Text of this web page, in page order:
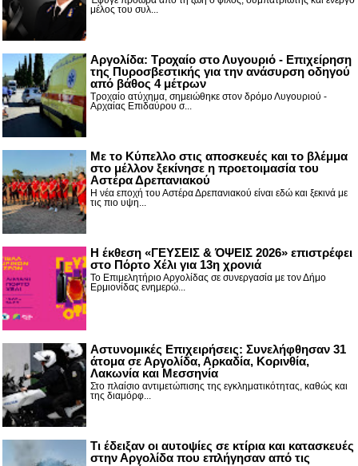
μέλος του συλ...
Αργολίδα: Τροχαίο στο Λυγουριό - Επιχείρηση
της Πυροσβεστικής για την ανάσυρση οδηγού
από βάθος 4 μέτρων
Τροχαίο ατύχημα, σημειώθηκε στον δρόμο Λυγουριού -
Αρχαίας Επιδαύρου σ...
Με το Κύπελλο στις αποσκευές και το βλέμμα
στο μέλλον ξεκίνησε η προετοιμασία του
Αστέρα Δρεπανιακού
Η νέα εποχή του Αστέρα Δρεπανιακού είναι εδώ και ξεκινά με
τις πιο υψη...
Η έκθεση «ΓΕΥΣΕΙΣ & ΌΨΕΙΣ 2026» επιστρέφει
στο Πόρτο Χέλι για 13η χρονιά
Το Επιμελητήριο Αργολίδας σε συνεργασία με τον Δήμο
Ερμιονίδας ενημερώ...
Αστυνομικές Επιχειρήσεις: Συνελήφθησαν 31
άτομα σε Αργολίδα, Αρκαδία, Κορινθία,
Λακωνία και Μεσσηνία
Στο πλαίσιο αντιμετώπισης της εγκληματικότητας, καθώς και
της διαμόρφ...
Τι έδειξαν οι αυτοψίες σε κτίρια και κατασκευές
στην Αργολίδα που επλήγησαν από τις